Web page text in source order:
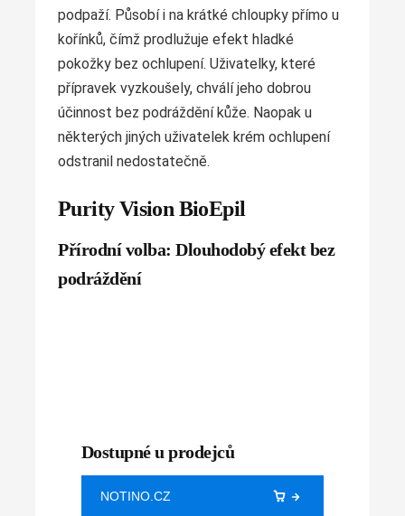
podpaží. Působí i na krátké chloupky přímo u
kořínků, čímž prodlužuje efekt hladké
pokožky bez ochlupení. Uživatelky, které
přípravek vyzkoušely, chválí jeho dobrou
účinnost bez podráždění kůže. Naopak u
některých jiných uživatelek krém ochlupení
odstranil nedostatečně.
Purity Vision BioEpil
Přírodní volba: Dlouhodobý efekt bez
podráždění
Dostupné u prodejců
NOTINO.CZ